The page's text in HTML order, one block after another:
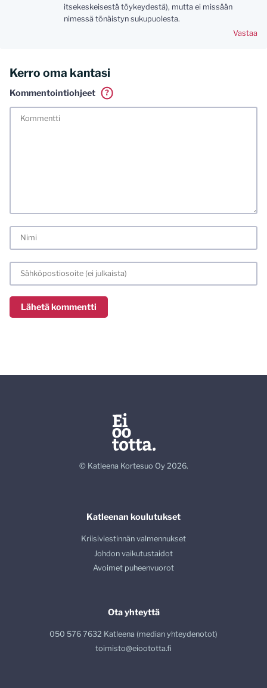
itsekeskeisestä töykeydestä), mutta ei missään
nimessä tönäistyn sukupuolesta.
Vastaa
Kerro oma kantasi
Kommentointiohjeet
?
tunnistamallani nimimerkillä. Vaadin myös kunnollisen
meiliosoitteen. Minua ja mielipiteitäni saa ilman muuta
© Katleena Kortesuo Oy 2026.
Katleenan koulutukset
Kriisiviestinnän valmennukset
Johdon vaikutustaidot
Avoimet puheenvuorot
Ota yhteyttä
050 576 7632 Katleena (median yhteydenotot)
toimisto@eioototta.fi